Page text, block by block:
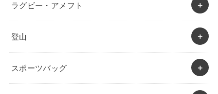
ラグビー・アメフト
登山
スポーツバッグ